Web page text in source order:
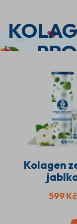
PRO
KRÁSU
A
Až 7 500 mg
v jedné
Kolagen
599 Kč